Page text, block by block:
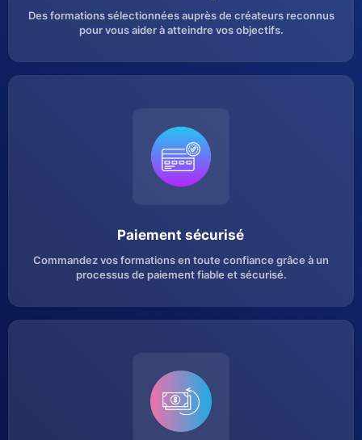
Des formations sélectionnées auprès de créateurs reconnus
pour vous aider à atteindre vos objectifs.
Paiement sécurisé
Commandez vos formations en toute confiance grâce à un
processus de paiement fiable et sécurisé.